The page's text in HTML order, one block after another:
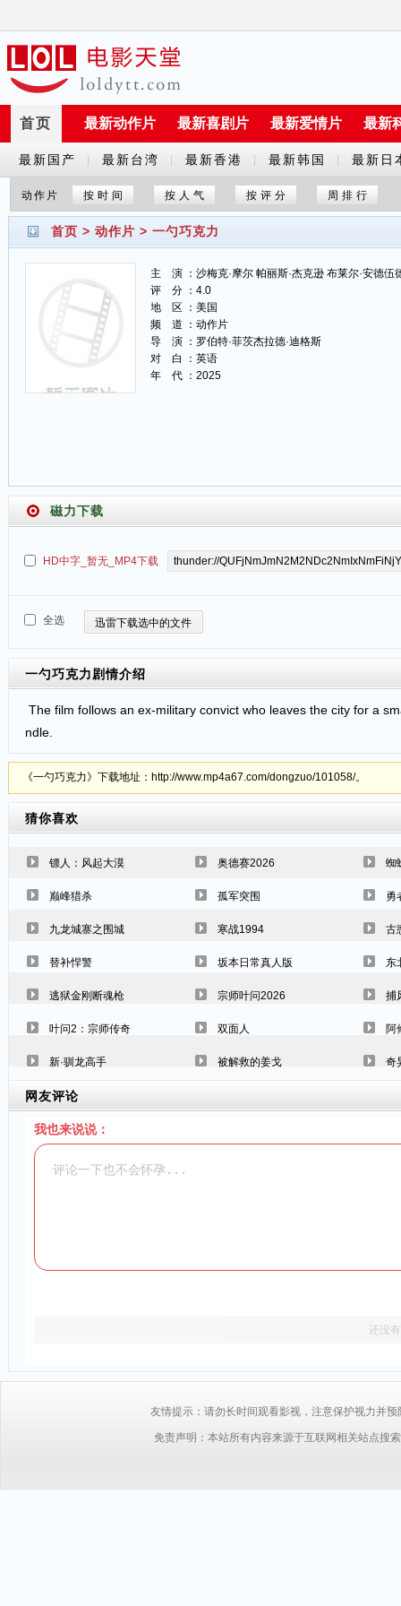
首页 最新动作片 最新喜剧片 最新爱情片 最新
最新国产
剧
最新台湾 最新香港 最新韩国 最新日
动作片 按时间 按人气 按评分 周排行
首页 > 动作片 > 一勺巧克力
主 演 ：沙梅克·摩尔 帕丽斯·杰克逊 布莱尔·安德伍
评 分 ：4.0
地 区 ：美国
频 道 ：动作片
导 演 ：罗伯特·菲茨杰拉德·迪格斯
对 白 ：英语
年 代 ：2025
磁力下载
HD中字_暂无_MP4下载
全选 迅雷下载选中的文件
一勺巧克力剧情介绍
The film follows an ex-military convict who leaves the city for a
ndle.
《一勺巧克力》下载地址：http://www.mp4a67.com/dongzuo/101058/。
猜你喜欢
镖人：风起大漠 奥德赛2026 蜘
巅峰猎杀 孤军突围 勇
九龙城寨之围城 寒战1994 古
替补悍警 坂本日常真人版 东
逃狱金刚断魂枪 宗师叶问2026 捕
叶问2：宗师传奇 双面人 阿
新·驯龙高手 被解救的姜戈 奇
网友评论
我也来说说：
还没
友情提示：请勿长时间观看影视，注意保护视力并
免责声明：本站所有内容来源于互联网相关站点搜